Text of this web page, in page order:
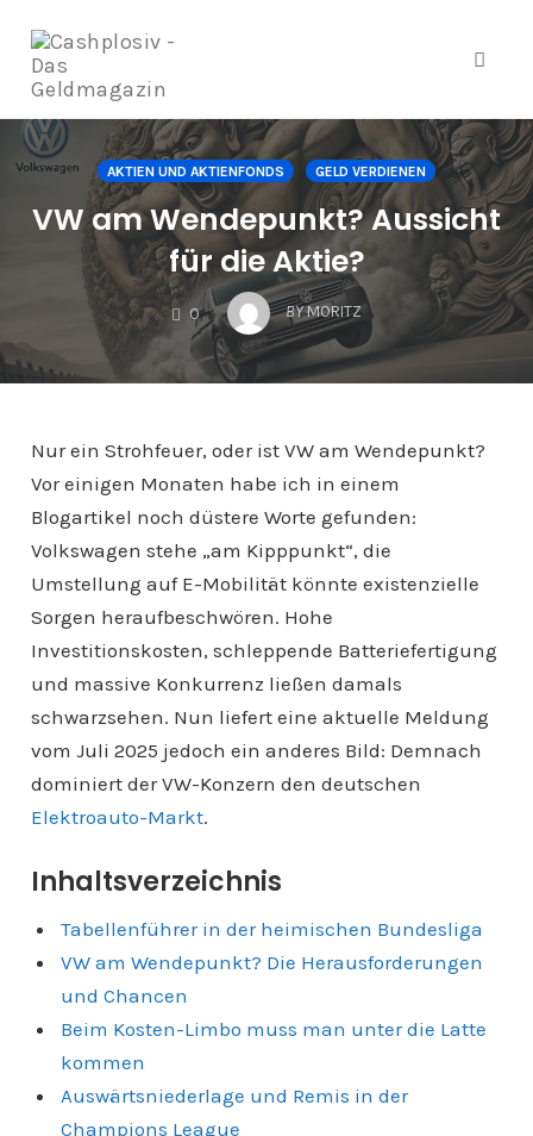
Zum
Inhalt
AKTIEN UND AKTIENFONDS GELD VERDIENEN
VW am Wendepunkt? Aussicht
für die Aktie?
0
COMMENTS
BY MORITZ
Nur ein Strohfeuer, oder ist VW am Wendepunkt?
Vor einigen Monaten habe ich in einem
Blogartikel noch düstere Worte gefunden:
Volkswagen stehe „am Kipppunkt“, die
Umstellung auf E-Mobilität könnte existenzielle
Sorgen heraufbeschwören. Hohe
Investitionskosten, schleppende Batteriefertigung
und massive Konkurrenz ließen damals
schwarzsehen. Nun liefert eine aktuelle Meldung
vom Juli 2025 jedoch ein anderes Bild: Demnach
dominiert der VW-Konzern den deutschen
Elektroauto-Markt.
Inhaltsverzeichnis
Tabellenführer in der heimischen Bundesliga
VW am Wendepunkt? Die Herausforderungen
und Chancen
Beim Kosten-Limbo muss man unter die Latte
kommen
Auswärtsniederlage und Remis in der
Champions League